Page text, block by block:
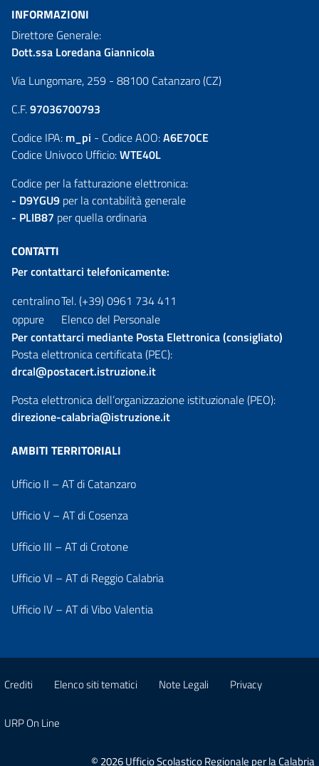
INFORMAZIONI
Direttore Generale:
Dott.ssa Loredana Giannicola
Via Lungomare, 259 - 88100 Catanzaro (CZ)
C.F.97036700793
Codice IPA: m_pi - Codice AOO:A6E70CE
Codice Univoco Ufficio:WTE40L
Codice per la fatturazione elettronica:
- D9YGU9 per la contabilità generale
- PLIB87 per quella ordinaria
CONTATTI
Per contattarci telefonicamente:
centralinoTel. (+39) 0961 734 411
oppure
Elenco del Personale
Per contattarci mediante Posta Elettronica (consigliato)
Posta elettronica certificata (PEC):
drcal@postacert.istruzione.it
Posta elettronica dell’organizzazione istituzionale (PEO):
direzione-calabria@istruzione.it
AMBITI TERRITORIALI
Ufficio II – AT di Catanzaro
Ufficio V – AT di Cosenza
Ufficio III – AT di Crotone
Ufficio VI – AT di Reggio Calabria
Ufficio IV – AT di Vibo Valentia
Crediti Elenco siti tematici Note Legali Privacy
URP On Line
© 2026 Ufficio Scolastico Regionale per la Calabria